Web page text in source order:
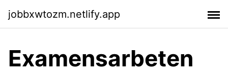
jobbxwtozm.netlify.app
Examensarbeten